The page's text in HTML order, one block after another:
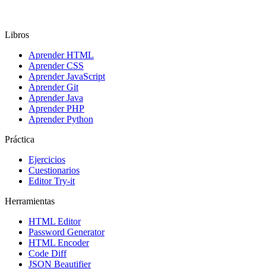
Libros
Aprender HTML
Aprender CSS
Aprender JavaScript
Aprender Git
Aprender Java
Aprender PHP
Aprender Python
Práctica
Ejercicios
Cuestionarios
Editor Try-it
Herramientas
HTML Editor
Password Generator
HTML Encoder
Code Diff
JSON Beautifier